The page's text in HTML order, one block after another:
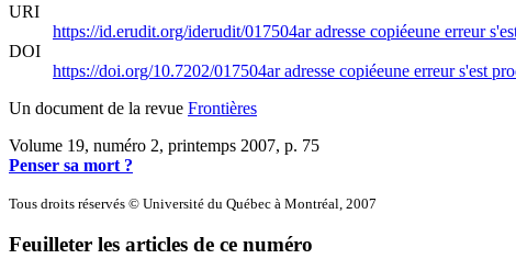
URI
https://id.erudit.org/iderudit/017504aradresse copiéeune erreur
DOI
https://doi.org/10.7202/017504aradresse copiéeune erreur s'est
Un document de la revue Frontières
Volume 19, numéro 2, printemps 2007, p. 75
Penser sa mort ?
Tous droits réservés © Université du Québec à Montréal, 2007
Feuilleter les articles de ce numéro